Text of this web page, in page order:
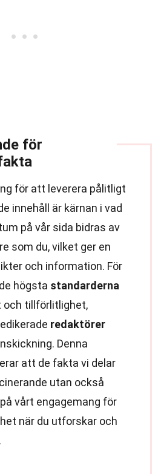
för
för att leverera pålitligt
innehåll är kärnan i vad
på vår sida bidras av
som du, vilket ger en
och information. För
högsta standarderna
och tillförlitlighet,
redaktörer
Denna
att de fakta vi delar
utan också
vårt engagemang för
när du utforskar och